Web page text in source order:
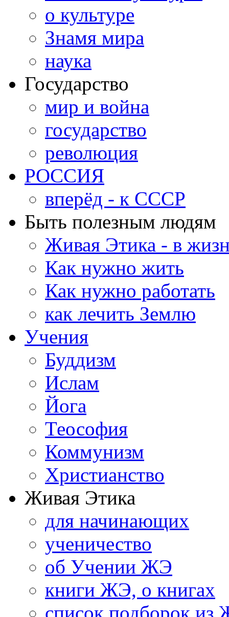
о культуре
Знамя мира
наука
Государство
мир и война
государство
революция
РОССИЯ
вперёд - к СССР
Быть полезным людям
Живая Этика - в
Как нужно жить
Как нужно работать
как лечить Землю
Учения
Буддизм
Ислам
Йога
Теософия
Коммунизм
Христианство
Живая Этика
для начинающих
ученичество
об Учении ЖЭ
книги ЖЭ, о книгах
список подборок из